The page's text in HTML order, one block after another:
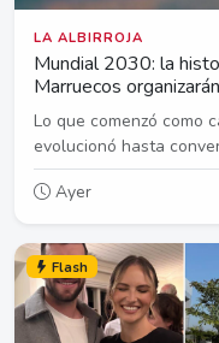
LA ALBIRROJA
Mundial 2030: la
Marruecos
Lo que comenzó como
evolucionó hasta
Ayer
Flash